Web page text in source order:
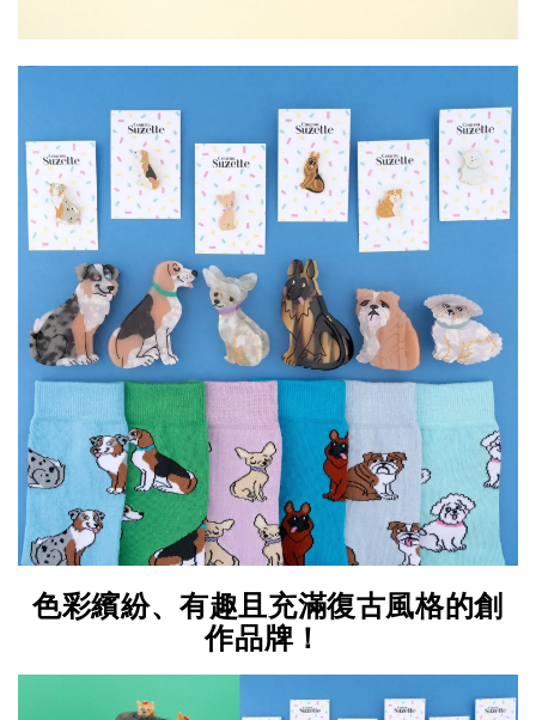
色彩繽紛、有趣且充滿復古風格的創
作品牌！